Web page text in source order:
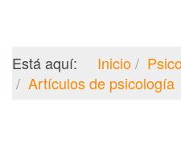
Está aquí: Inicio
Artículos de psicología